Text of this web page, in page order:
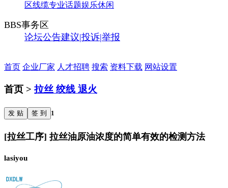
区线缆专业话题娱乐休闲
BBS事务区
论坛公告建议|投诉|举报
首页 企业厂家 人才招聘 搜索 资料下载 网站设置
首页 > 拉丝 绞线 退火
发 贴 签 到 1
[拉丝工序] 拉丝油原油浓度的简单有效的检测方法
lasiyou